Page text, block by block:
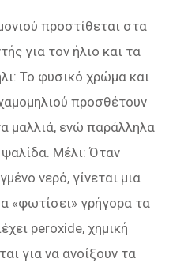
προστίθεται στα
για τον ήλιο και τα
Το φυσικό χρώμα και
προσθέτουν
μαλλιά, ενώ παράλληλα
ψαλίδα. Μέλι: Όταν
νερό, γίνεται μια
«φωτίσει» γρήγορα τα
peroxide, χημική
για να ανοίξουν τα